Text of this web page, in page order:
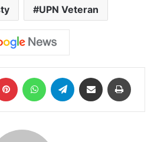
UPN Veteran
Pinterest WhatsAppTelegram Share via Email